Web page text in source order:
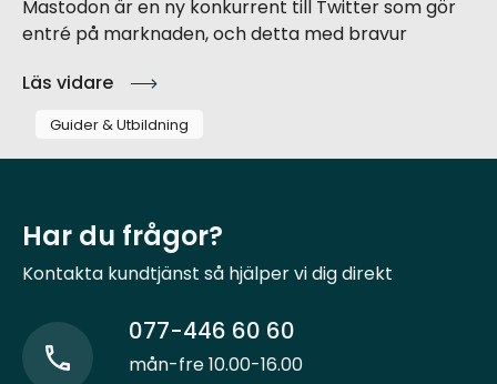
Mastodon är en ny konkurrent till Twitter som gör
entré på marknaden, och detta med bravur
Läs vidare
Guider & Utbildning
Har du frågor?
Kontakta kundtjänst så hjälper vi dig direkt
077-446 60 60
mån-fre 10.00-16.00